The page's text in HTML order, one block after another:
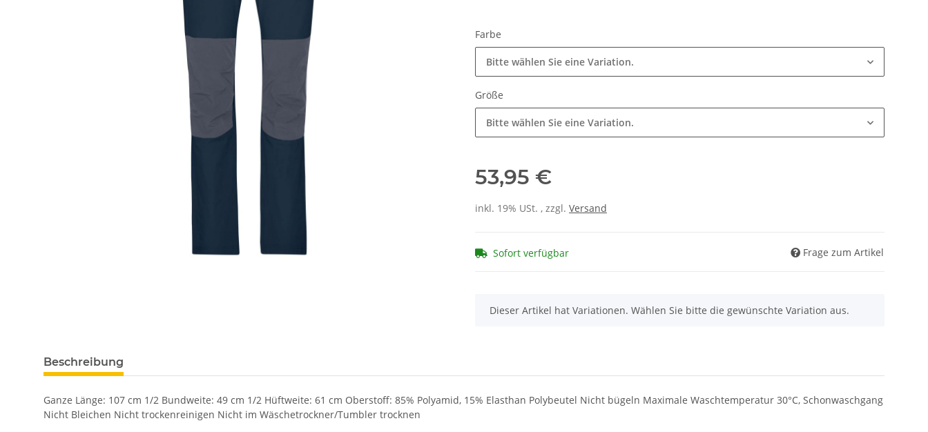
Farbe
Bitte wählen Sie eine Variation.
Größe
Bitte wählen Sie eine Variation.
53,95 €
inkl. 19% USt. , zzgl. Versand
Sofort verfügbar Frage zum Artikel
x
Dieser Artikel hat Variationen. Wählen Sie bitte die gewünschte Variation aus.
Beschreibung
Ganze Länge: 107 cm 1/2 Bundweite: 49 cm 1/2 Hüftweite: 61 cm Oberstoff: 85% Polyamid, 15% Elasthan Polybeutel Nicht bügeln Maximale Waschtemperatur 30°C, Schonwaschgang
Nicht Bleichen Nicht trockenreinigen Nicht im Wäschetrockner/Tumbler trocknen